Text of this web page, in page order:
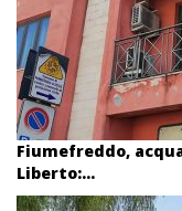
Fiumefreddo,
Liberto:...